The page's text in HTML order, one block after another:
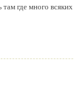
там где много